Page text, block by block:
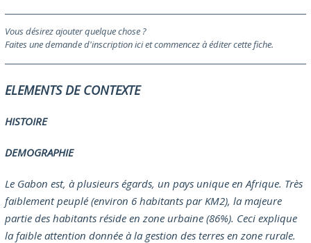
Vous désirez ajouter quelque chose ?
Faites une demande d'inscription ici et commencez à éditer cette fiche.
ELEMENTS DE CONTEXTE
HISTOIRE
DEMOGRAPHIE
Le Gabon est, à plusieurs égards, un pays unique en Afrique. Très
faiblement peuplé (environ 6 habitants par KM2), la majeure
partie des habitants réside en zone urbaine (86%). Ceci explique
la faible attention donnée à la gestion des terres en zone rurale.